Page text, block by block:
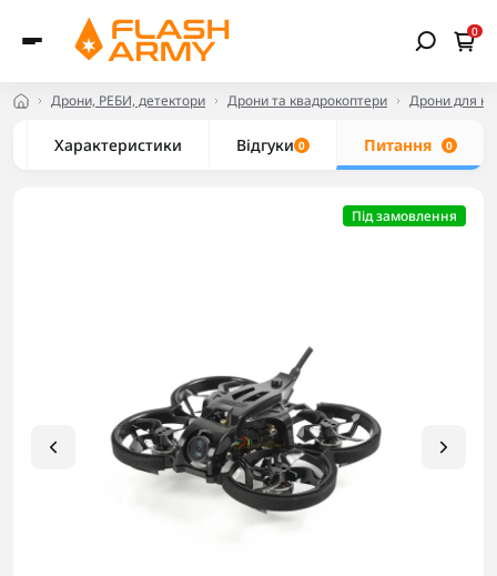
0
Дрони, РЕБИ, детектори Дрони та квадрокоптери Дрони для
Характеристики Відгуки 0 Питання 0
Під замовлення